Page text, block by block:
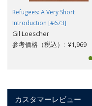
Refugees: A Very Short
Introduction [#673]
Gil Loescher
参考価格（税込）: ¥1,969
カスタマーレビュー